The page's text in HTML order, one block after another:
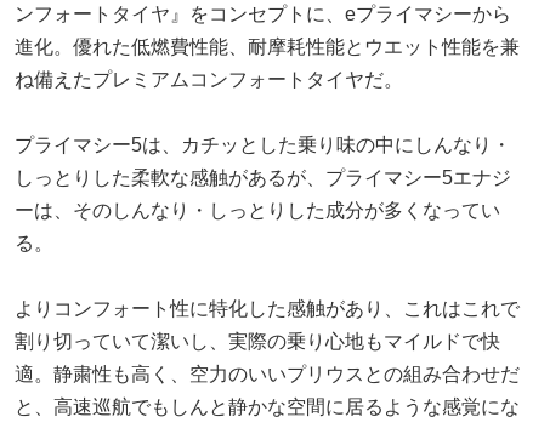
ンフォートタイヤ』をコンセプトに、eプライマシーから
進化。優れた低燃費性能、耐摩耗性能とウエット性能を兼
ね備えたプレミアムコンフォートタイヤだ。
プライマシー5は、カチッとした乗り味の中にしんなり・
しっとりした柔軟な感触があるが、プライマシー5エナジ
ーは、そのしんなり・しっとりした成分が多くなってい
る。
よりコンフォート性に特化した感触があり、これはこれで
割り切っていて潔いし、実際の乗り心地もマイルドで快
適。静粛性も高く、空力のいいプリウスとの組み合わせだ
と、高速巡航でもしんと静かな空間に居るような感覚にな